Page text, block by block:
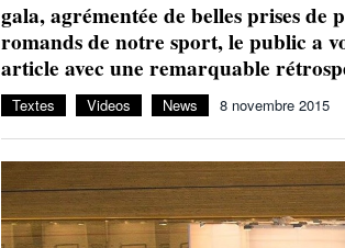
gala, agrémentée de belles prises
romands de notre sport, le public a
article avec une remarquable
Textes Videos News 8 novembre 2015